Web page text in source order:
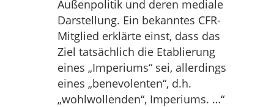
Außenpolitik und deren mediale
Darstellung. Ein bekanntes CFR-
Mitglied erklärte einst, dass das
Ziel tatsächlich die Etablierung
eines „Imperiums“ sei, allerdings
eines „benevolenten“, d.h.
„wohlwollenden“, Imperiums. …“